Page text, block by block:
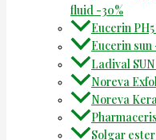
fluid -30%
Eucerin
Eucerin sun
Ladival
Noreva
Noreva
Solgar